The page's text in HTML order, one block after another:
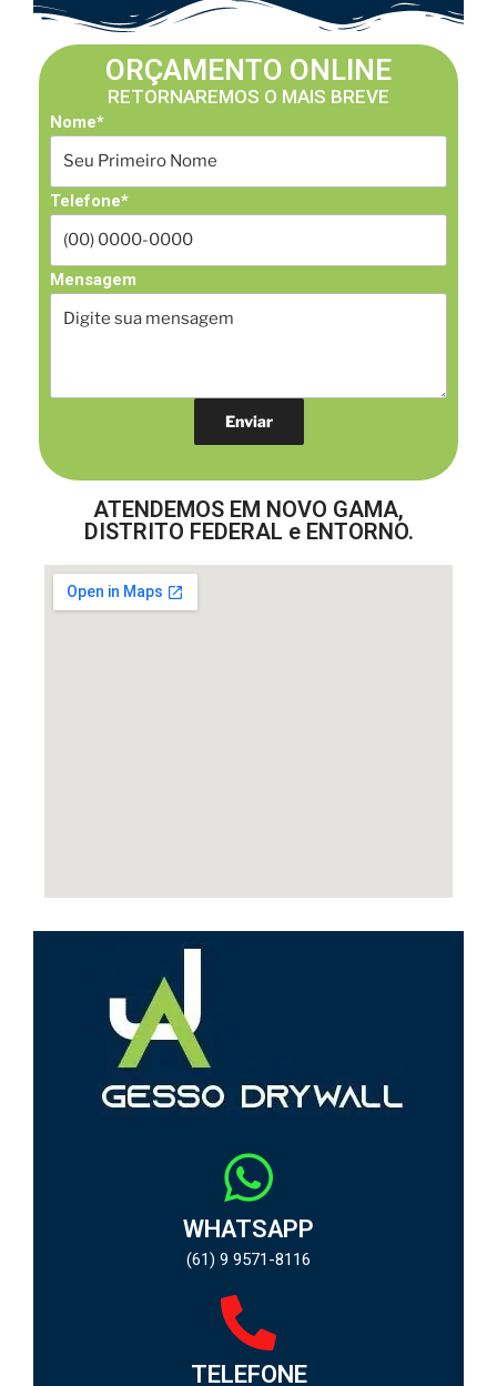
ORÇAMENTO ONLINE
RETORNAREMOS O MAIS BREVE
Nome*
Telefone*
Mensagem
ATENDEMOS EM NOVO GAMA,
DISTRITO FEDERAL e ENTORNO.
WHATSAPP
(61) 9 9571-8116
TELEFONE